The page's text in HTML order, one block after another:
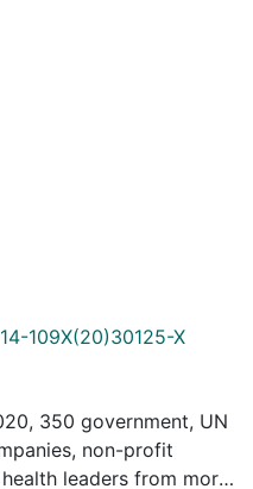
109X(20)30125-X
350 government, UN
non-profit
leaders from more